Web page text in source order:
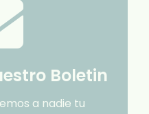
Boletin
a nadie tu